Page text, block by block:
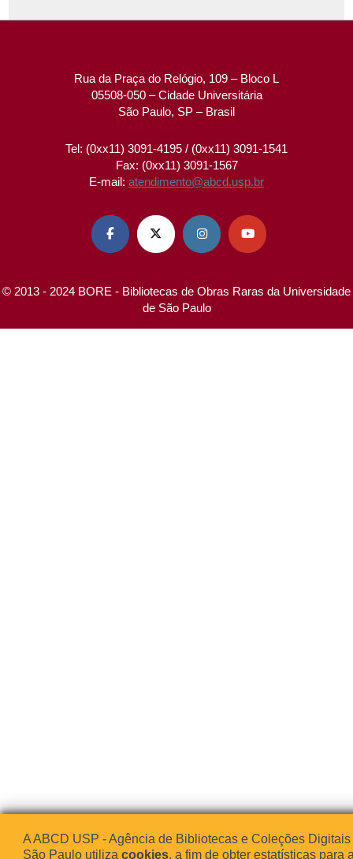
Rua da Praça do Relógio, 109 – Bloco L
05508-050 – Cidade Universitária
São Paulo, SP – Brasil
Tel: (0xx11) 3091-4195 / (0xx11) 3091-1541
Fax: (0xx11) 3091-1567
E-mail: atendimento@abcd.usp.br
   
© 2013 - 2024 BORE - Bibliotecas de Obras Raras da Universidade
de São Paulo
A ABCD USP - Agência de Bibliotecas e Coleções
São Paulo utiliza cookies, a fim de obter estatísticas para